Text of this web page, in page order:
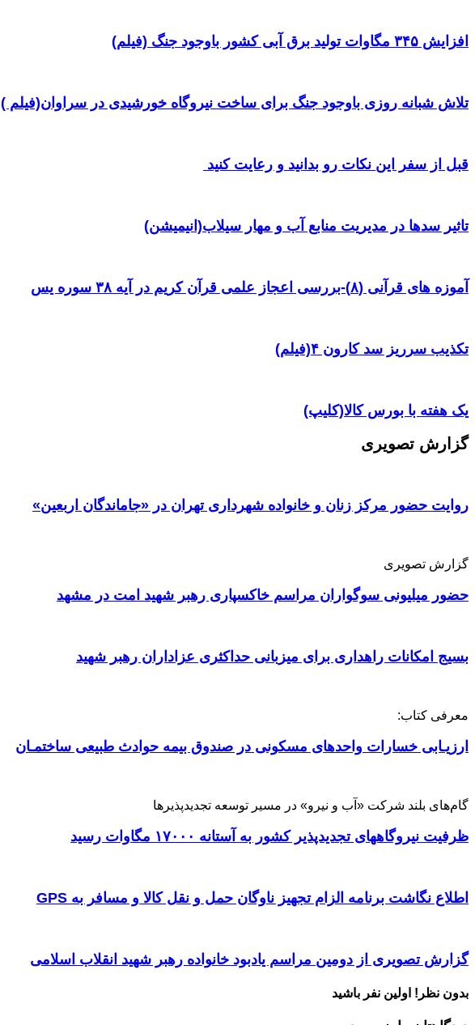
افزایش ۳۴۵ مگاوات تولید برق آبی کشور باوجود جنگ (فیلم)
تلاش شبانه روزی باوجود جنگ برای ساخت نیروگاه خورشیدی در سراوان(فیلم )
قبل از سفر این نکات رو بدانید و رعایت کنید ‌
تاثیر سدها در مدیریت منابع آب و مهار سیلاب(انیمیشن)
آموزه های قرآنی (۸)-بررسی اعجاز علمی قرآن کریم در آیه ۳۸ سوره یس
تکذیب سرریز سد کارون ۴(فیلم)
یک هفته با بورس کالا(کلیپ)
گزارش تصویری
روایت حضور مرکز زنان و خانواده شهرداری تهران در «جاماندگان اربعین»
گزارش تصویری
حضور میلیونی سوگواران مراسم خاکسپاری رهبر شهید امت در مشهد
بسیج امکانات راهداری برای میزبانی حداکثری عزاداران رهبر شهید
معرفی کتاب:
ارزیـابی خسارات واحدهای مسکونی در صندوق بیمه حوادث طبیعی ساختمـان
گام‌های بلند شرکت «آب و نیرو» در مسیر توسعه تجدیدپذیرها
ظرفیت نیروگاههای تجدیدپذیر کشور به آستانه ۱۷۰۰۰ مگاوات رسید
اطلاع نگاشت برنامه الزام تجهیز ناوگان حمل و نقل کالا و مسافر به GPS
گزارش تصویری از دومین مراسم یادبود خانواده رهبر شهید انقلاب اسلامی
بدون نظر! اولین نفر باشید